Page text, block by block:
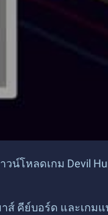
โหลดเกม Devil
าส์ คีย์บอร์ด และเกม